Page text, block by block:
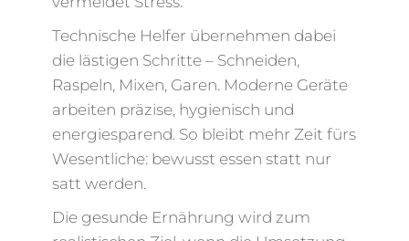
Technische Helfer übernehmen dabei
die lästigen Schritte – Schneiden,
Raspeln, Mixen, Garen. Moderne Geräte
arbeiten präzise, hygienisch und
energiesparend. So bleibt mehr Zeit fürs
Wesentliche: bewusst essen statt nur
satt werden.
Die gesunde Ernährung wird zum